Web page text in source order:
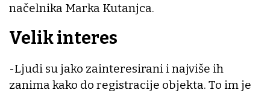
načelnika Marka Kutanjca.
Velik interes
-Ljudi su jako zainteresirani i najviše ih
zanima kako do registracije objekta. To im je